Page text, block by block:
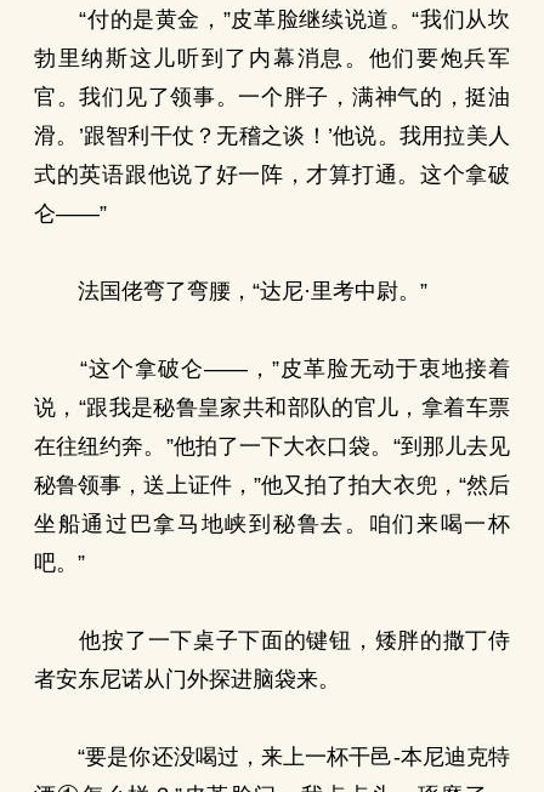
“付的是黄金，”皮革脸继续说道。“我们从坎
勃里纳斯这儿听到了内幕消息。他们要炮兵军
官。我们见了领事。一个胖子，满神气的，挺油
滑。’跟智利干仗？无稽之谈！’他说。我用拉美人
式的英语跟他说了好一阵，才算打通。这个拿破
仑——”
法国佬弯了弯腰，“达尼·里考中尉。”
“这个拿破仑——，”皮革脸无动于衷地接着
说，“跟我是秘鲁皇家共和部队的官儿，拿着车票
在往纽约奔。”他拍了一下大衣口袋。“到那儿去见
秘鲁领事，送上证件，”他又拍了拍大衣兜，“然后
坐船通过巴拿马地峡到秘鲁去。咱们来喝一杯
吧。”
他按了一下桌子下面的键钮，矮胖的撒丁侍
者安东尼诺从门外探进脑袋来。
“要是你还没喝过，来上一杯干邑-本尼迪克特